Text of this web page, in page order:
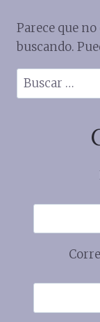
Parece que
buscando.
Buscar: